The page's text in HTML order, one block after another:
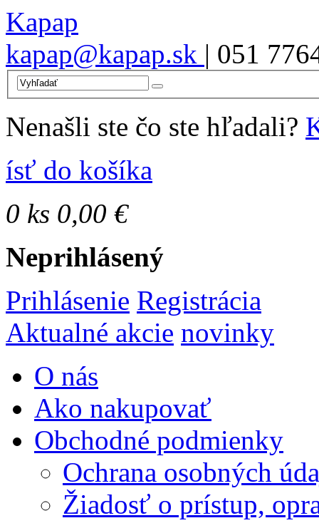
Kapap
kapap@kapap.sk | 051
Nenašli ste čo ste hľadali?
ísť do košíka
0 ks 0,00 €
Neprihlásený
Prihlásenie Registrácia
Aktualné akcie novinky
O nás
Ako nakupovať
Obchodné podmienky
Ochrana osobných
Žiadosť o prístup,